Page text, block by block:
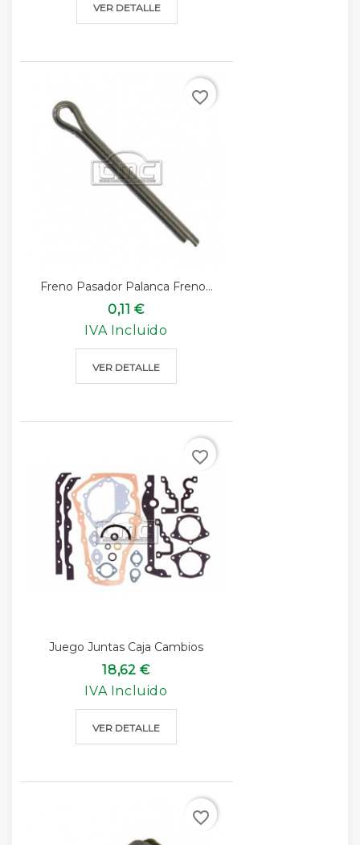
VER DETALLE
Freno Pasador Palanca Freno...
0,11 €
IVA Incluido
VER DETALLE
favorite_border
Juego Juntas Caja Cambios
18,62 €
IVA Incluido
VER DETALLE
favorite_border
favorite_border